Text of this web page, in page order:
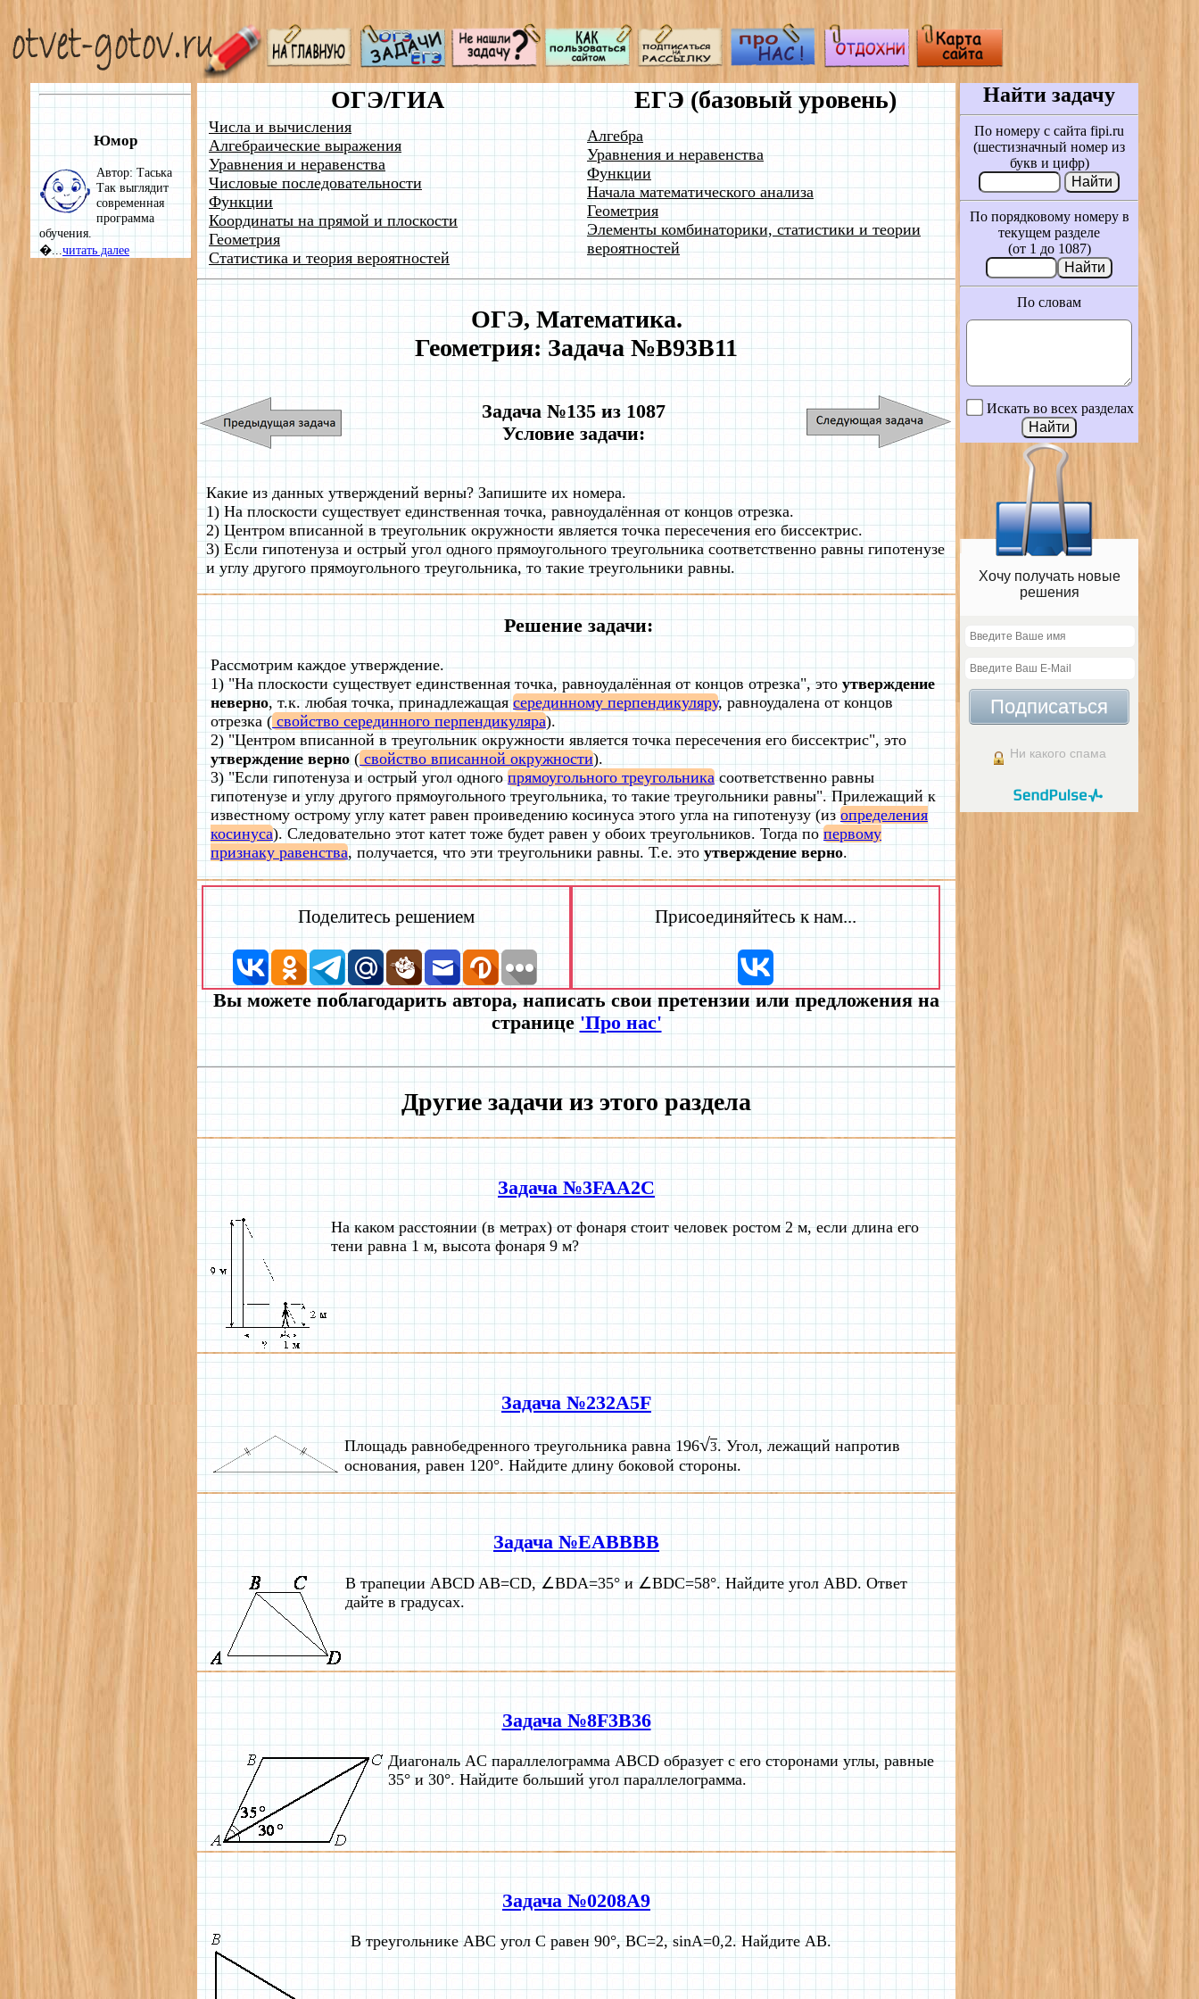
Юмор
Автор: Таська
Так выглядит
современная
программа
обучения.
�...читать далее
ОГЭ/ГИА ЕГЭ (базовый уровень)
Числа и вычисления
Алгебраические выражения
Уравнения и неравенства
Числовые последовательности
Функции
Координаты на прямой и плоскости
Геометрия
Статистика и теория вероятностей
Алгебра
Уравнения и неравенства
Функции
Начала математического анализа
Геометрия
Элементы комбинаторики, статистики и теории
вероятностей
ОГЭ, Математика.
Геометрия: Задача №B93B11
Задача №135 из 1087
Условие задачи:
Какие из данных утверждений верны? Запишите их номера.
1) На плоскости существует единственная точка, равноудалённая от концов отрезка.
2) Центром вписанной в треугольник окружности является точка пересечения его биссектрис.
3) Если гипотенуза и острый угол одного прямоугольного треугольника соответственно равны гипотенузе
и углу другого прямоугольного треугольника, то такие треугольники равны.
Решение задачи:
Рассмотрим каждое утверждение.
1) "На плоскости существует единственная точка, равноудалённая от концов отрезка", этоутверждение
неверно, т.к. любая точка, принадлежащаясерединному перпендикуляру, равноудалена от концов
отрезка (свойство серединного перпендикуляра).
2) "Центром вписанной в треугольник окружности является точка пересечения его биссектрис", это
утверждение верно (свойство вписанной окружности).
3) "Если гипотенуза и острый угол одногопрямоугольного треугольникасоответственно равны
гипотенузе и углу другого прямоугольного треугольника, то такие треугольники равны". Прилежащий к
известному острому углу катет равен проиведению косинуса этого угла на гипотенузу (изопределения
косинуса). Следовательно этот катет тоже будет равен у обоих треугольников. Тогда попервому
признаку равенства, получается, что эти треугольники равны. Т.е. это утверждение верно.
Поделитесь решением Присоединяйтесь к нам...
Вы можете поблагодарить автора, написать свои претензии или предложения на
странице'Про нас'
Другие задачи из этого раздела
Задача №3FAA2C
На каком расстоянии (в метрах) от фонаря стоит человек ростом 2 м, если длина его
тени равна 1 м, высота фонаря 9 м?
Задача №232A5F
Площадь равнобедренного треугольника равна 196√3. Угол, лежащий напротив
основания, равен 120°. Найдите длину боковой стороны.
Задача №EABBBB
В трапеции ABCD AB=CD, ∠BDA=35° и ∠BDC=58°. Найдите угол ABD. Ответ
дайте в градусах.
Задача №8F3B36
Диагональ AC параллелограмма ABCD образует с его сторонами углы, равные
35° и 30°. Найдите больший угол параллелограмма.
Задача №0208A9
В треугольнике ABC угол C равен 90°, BC=2, sinA=0,2. Найдите AB.
Найти задачу
По номеру с сайта fipi.ru
(шестизначный номер из
букв и цифр)
По порядковому номеру в
текущем разделе
(от 1 до 1087)
По словам
Искать во всех разделах
Хочу получать новые
решения
Подписаться
Ни какого спама